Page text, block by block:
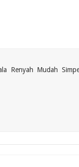
Renyah Mudah